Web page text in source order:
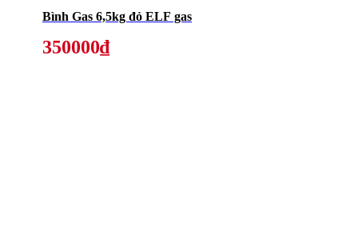
Bình Gas 6,5kg đỏ ELF gas
350000₫